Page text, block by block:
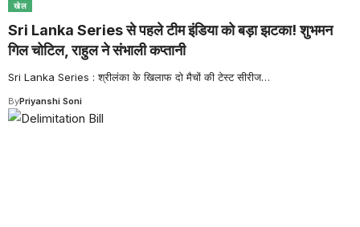
खेल
Sri Lanka Series से पहले टीम इंडिया को बड़ा झटका! शुभमन
गिल चोटिल, राहुल ने संभाली कप्तानी
Sri Lanka Series : श्रीलंका के खिलाफ दो मैचों की टेस्ट सीरीज…
ByPriyanshi Soni